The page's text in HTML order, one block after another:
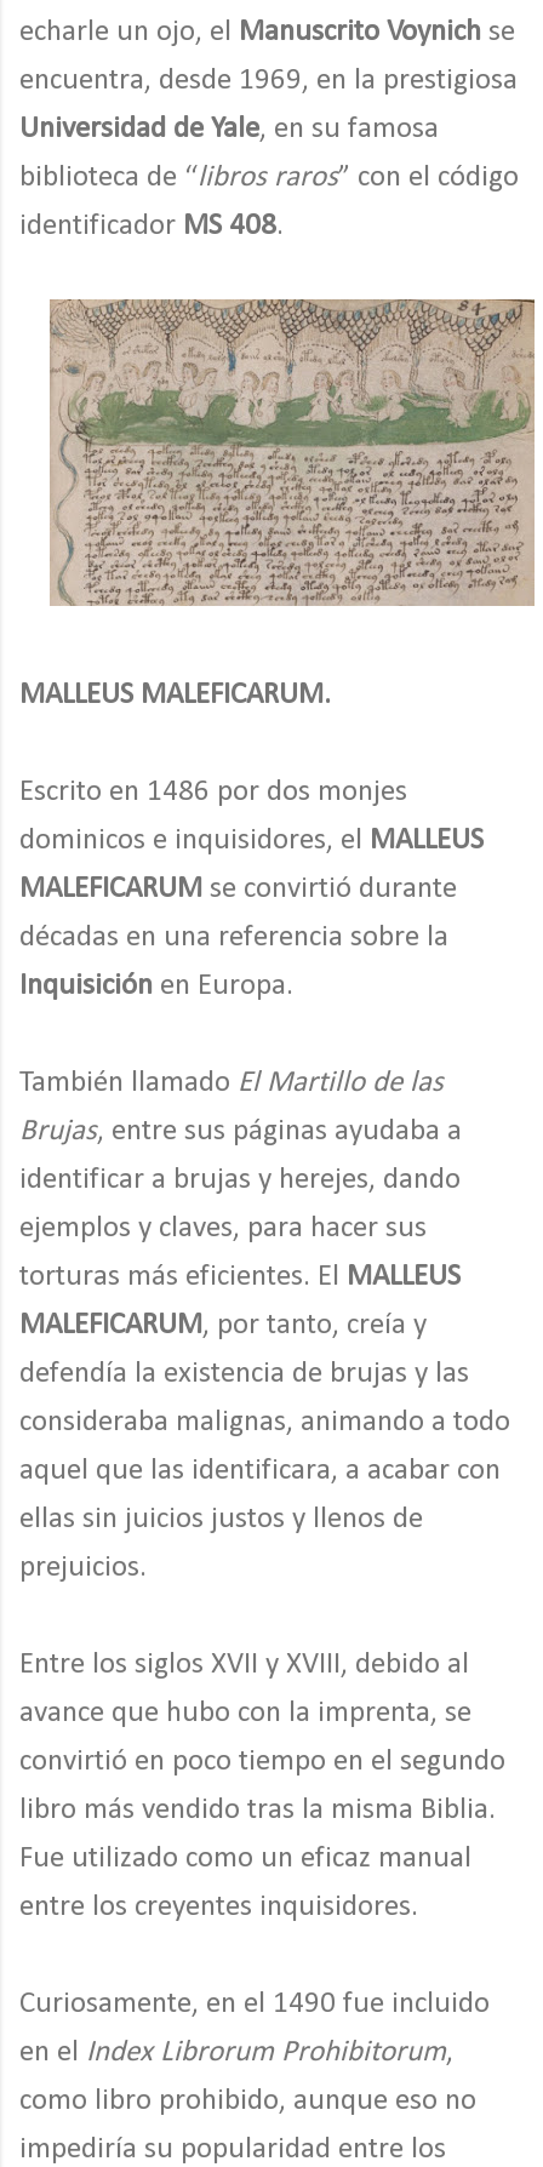
echarle un ojo, el Manuscrito Voynich se
encuentra, desde 1969, en la prestigiosa
Universidad de Yale, en su famosa
biblioteca de “libros raros” con el código
identificador MS 408.
MALLEUS MALEFICARUM.
Escrito en 1486 por dos monjes
dominicos e inquisidores, el MALLEUS
MALEFICARUM se convirtió durante
décadas en una referencia sobre la
Inquisición en Europa.
También llamado El Martillo de las
Brujas, entre sus páginas ayudaba a
identificar a brujas y herejes, dando
ejemplos y claves, para hacer sus
torturas más eficientes. El MALLEUS
MALEFICARUM, por tanto, creía y
defendía la existencia de brujas y las
consideraba malignas, animando a todo
aquel que las identificara, a acabar con
ellas sin juicios justos y llenos de
prejuicios.
Entre los siglos XVII y XVIII, debido al
avance que hubo con la imprenta, se
convirtió en poco tiempo en el segundo
libro más vendido tras la misma Biblia.
Fue utilizado como un eficaz manual
entre los creyentes inquisidores.
Curiosamente, en el 1490 fue incluido
en el Index Librorum Prohibitorum,
como libro prohibido, aunque eso no
impediría su popularidad entre los